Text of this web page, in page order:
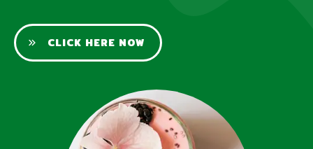
CLICK HERE NOW